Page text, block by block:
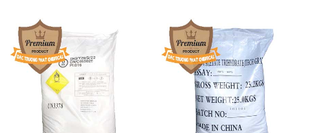
Sodium Percarbonate Dạng
Bột Trung Quốc China
Sodium Acetate – Natri
Acetate Trung Quốc China